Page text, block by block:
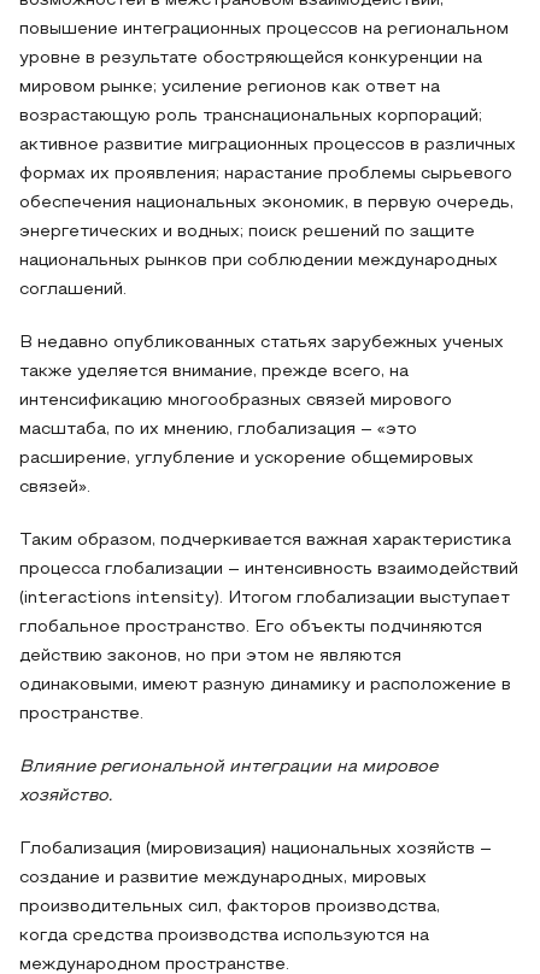
повышение интеграционных процессов на региональном
уровне в результате обостряющейся конкуренции на
мировом рынке; усиление регионов как ответ на
возрастающую роль транснациональных корпораций;
активное развитие миграционных процессов в различных
формах их проявления; нарастание проблемы сырьевого
обеспечения национальных экономик, в первую очередь,
энергетических и водных; поиск решений по защите
национальных рынков при соблюдении международных
соглашений.
В недавно опубликованных статьях зарубежных ученых
также уделяется внимание, прежде всего, на
интенсификацию многообразных связей мирового
масштаба, по их мнению, глобализация – «это
расширение, углубление и ускорение общемировых
связей».
Таким образом, подчеркивается важная характеристика
процесса глобализации – интенсивность взаимодействий
(interactions intensity). Итогом глобализации выступает
глобальное пространство. Его объекты подчиняются
действию законов, но при этом не являются
одинаковыми, имеют разную динамику и расположение в
пространстве.
Влияние региональной интеграции на мировое
хозяйство.
Глобализация (мировизация) национальных хозяйств –
создание и развитие международных, мировых
производительных сил, факторов производства,
когда средства производства используются на
международном пространстве.